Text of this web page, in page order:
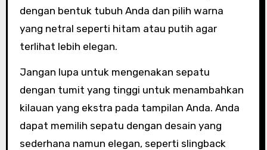
dengan bentuk tubuh Anda dan pilih warna
yang netral seperti hitam atau putih agar
terlihat lebih elegan.
Jangan lupa untuk mengenakan sepatu
dengan tumit yang tinggi untuk menambahkan
kilauan yang ekstra pada tampilan Anda. Anda
dapat memilih sepatu dengan desain yang
sederhana namun elegan, seperti slingback